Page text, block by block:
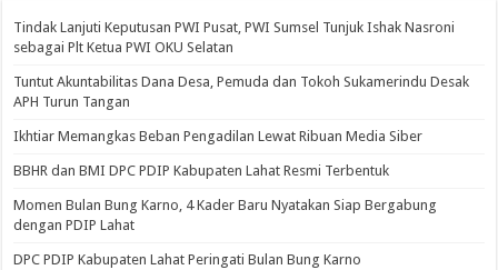
Tindak Lanjuti Keputusan PWI Pusat, PWI Sumsel Tunjuk Ishak Nasroni
sebagai Plt Ketua PWI OKU Selatan
Tuntut Akuntabilitas Dana Desa, Pemuda dan Tokoh Sukamerindu Desak
APH Turun Tangan
Ikhtiar Memangkas Beban Pengadilan Lewat Ribuan Media Siber
BBHR dan BMI DPC PDIP Kabupaten Lahat Resmi Terbentuk
Momen Bulan Bung Karno, 4 Kader Baru Nyatakan Siap Bergabung
dengan PDIP Lahat
DPC PDIP Kabupaten Lahat Peringati Bulan Bung Karno